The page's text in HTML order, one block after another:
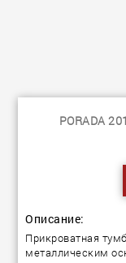
PORADA
Описание:
Прикроватная
металлическим